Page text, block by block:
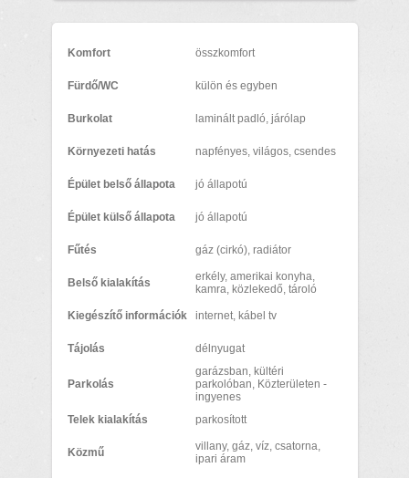
Komfort összkomfort
Fürdő/WC külön és egyben
Burkolat laminált padló, járólap
Környezeti hatás napfényes, világos, csendes
Épület belső állapota jó állapotú
Épület külső állapota jó állapotú
Fűtés gáz (cirkó), radiátor
Belső kialakítás
erkély, amerikai konyha,
kamra, közlekedő, tároló
Kiegészítő információk internet, kábel tv
Tájolás délnyugat
Parkolás
garázsban, kültéri
parkolóban, Közterületen -
ingyenes
Telek kialakítás
parkosított
Közmű
villany, gáz, víz, csatorna,
ipari áram